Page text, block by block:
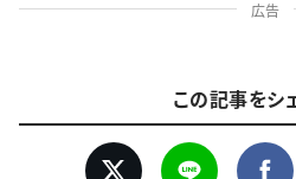
広告
この記事をシ